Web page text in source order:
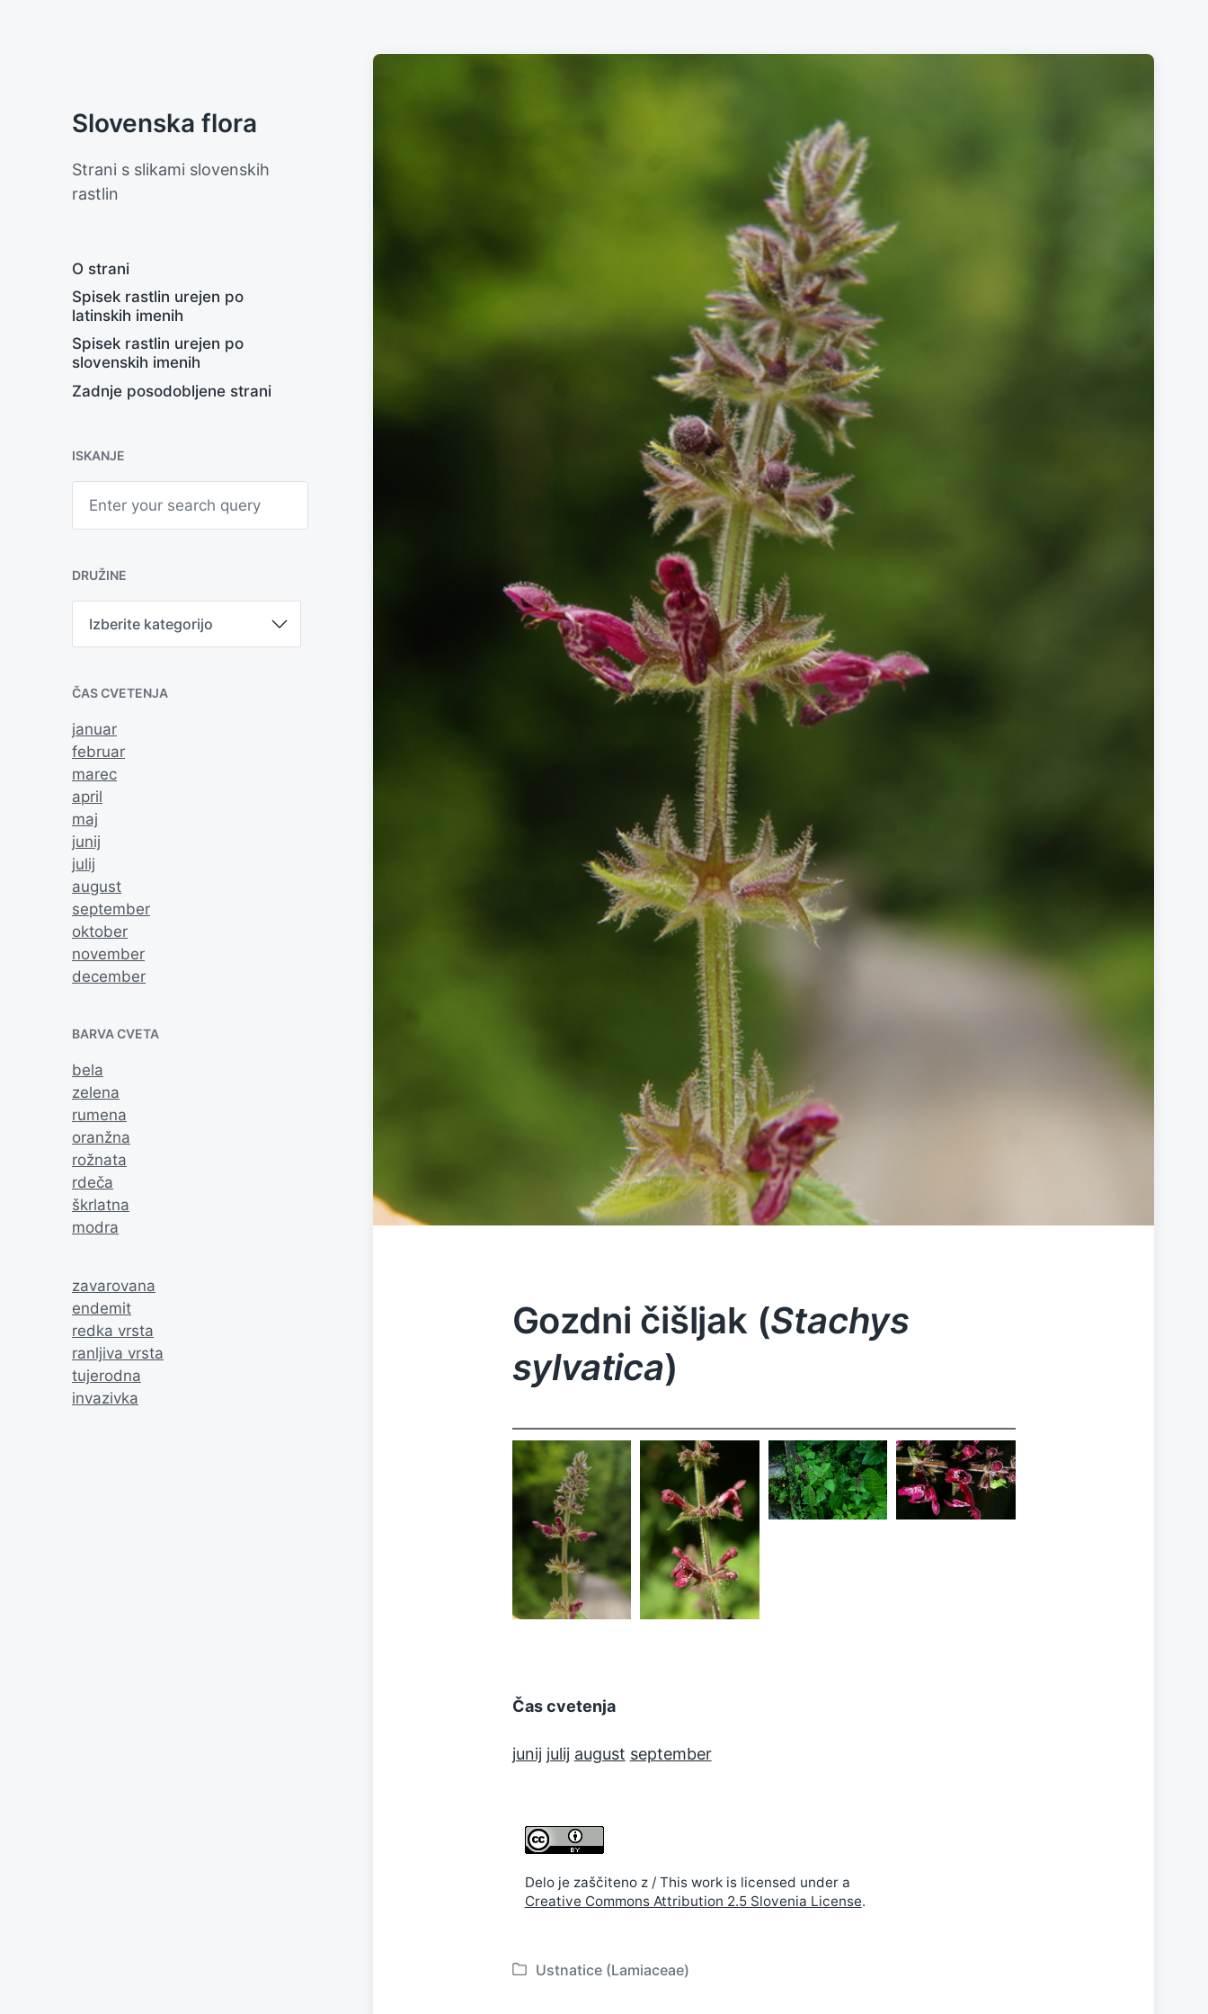
Slovenska flora
Strani s slikami slovenskih
rastlin
O strani
Spisek rastlin urejen po
latinskih imenih
Spisek rastlin urejen po
slovenskih imenih
Zadnje posodobljene strani
ISKANJE
h
DRUŽINE
u
n
ČAS CVETENJA
januar
februar
marec
april
maj
junij
julij
august
september
oktober
november
december
BARVA CVETA
bela
zelena
rumena
oranžna
rožnata
rdeča
škrlatna
modra
zavarovana
endemit
redka vrsta
ranljiva vrsta
tujerodna
invazivka
Gozdni čišljak (Stachys
sylvatica)
Stachys
sylvatica
Stachys
sylvatica
Stachys
sylvatica
Stachys
sylvatica
Čas cvetenja
junij julij august september
Delo je zaščiteno z / This work is licensed under a
Creative Commons Attribution 2.5 Slovenia License.
P
Ustnatice (Lamiaceae)